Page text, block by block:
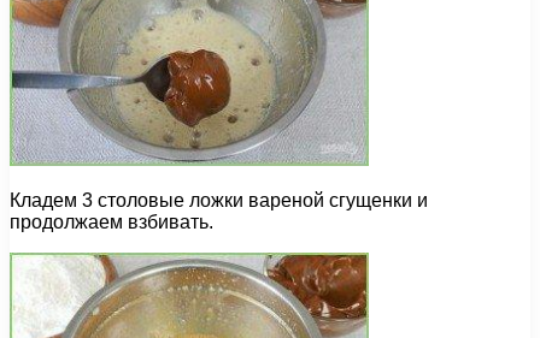
Кладем 3 столовые ложки вареной сгущенки и
продолжаем взбивать.